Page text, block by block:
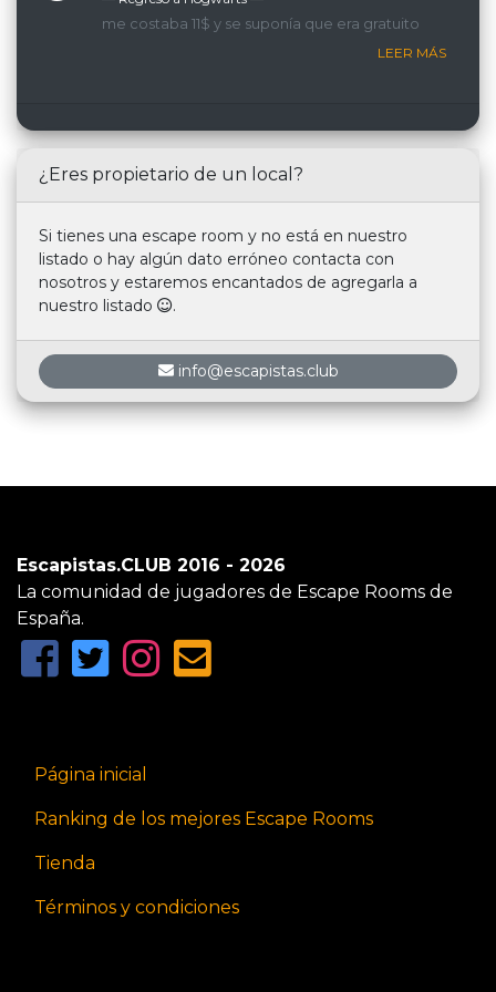
me costaba 11$ y se suponía que era gratuito
LEER MÁS
¿Eres propietario de un local?
Si tienes una escape room y no está en nuestro
listado o hay algún dato erróneo contacta con
nosotros y estaremos encantados de agregarla a
nuestro listado
.
info@escapistas.club
Escapistas.CLUB 2016 - 2026
La comunidad de jugadores de Escape Rooms de
España.
Página inicial
Ranking de los mejores Escape Rooms
Tienda
Términos y condiciones